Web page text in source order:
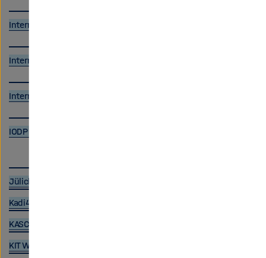
Intermagnet
International Earth Rotation and Reference Systems Service
International Service of Geomagnetic Indices
IODP Bremen Core Repository
Jülich DATA
Kadi4Mat
KASCADE Cosmic Ray Data Centre
KIT Whole-Body Human Motion Database